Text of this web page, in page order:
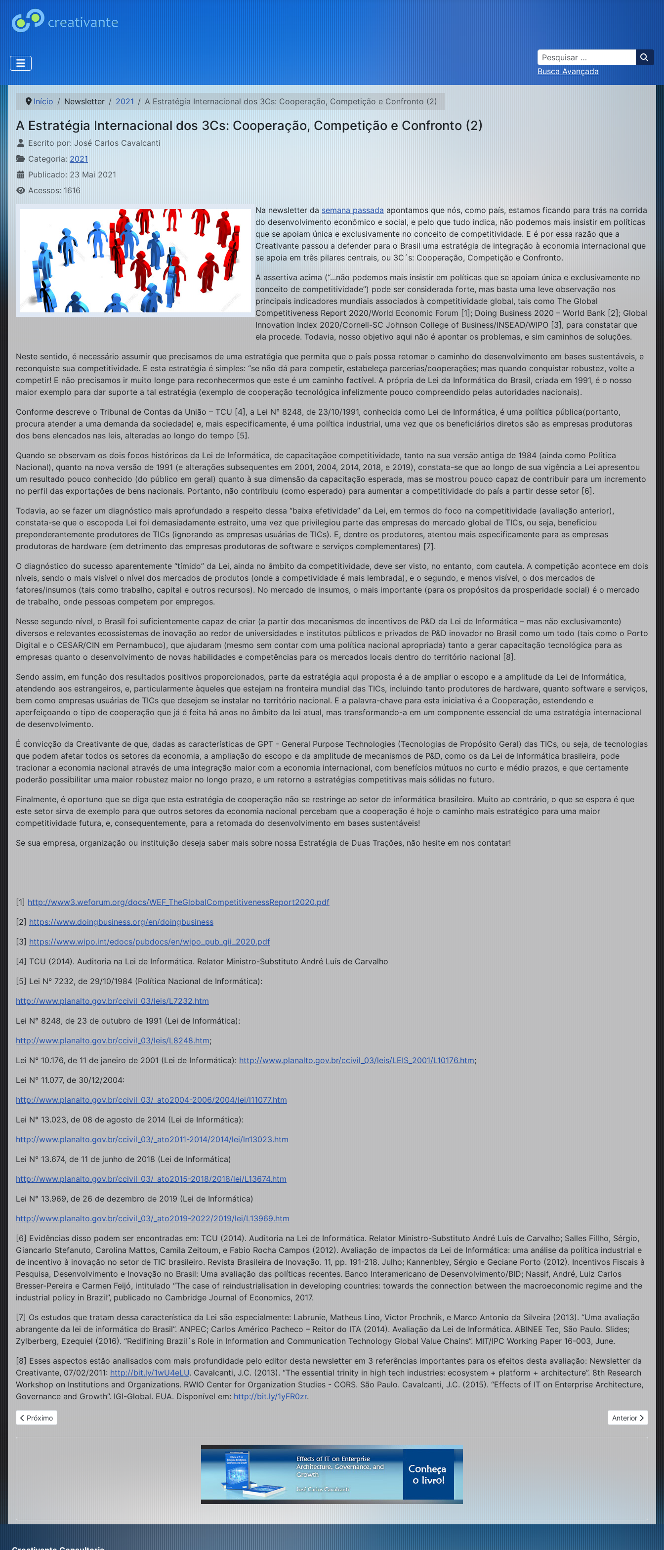
Busca
Busca Avançada
Início Newsletter 2021 A Estratégia Internacional dos 3Cs: Cooperação, Competição e Confronto (2)
A Estratégia Internacional dos 3Cs: Cooperação, Competição e Confronto (2)
Detalhes
Escrito por: José Carlos Cavalcanti
Categoria: 2021
Publicado: 23 Mai 2021
Acessos: 1616
Na newsletter da semana passada apontamos que nós, como país, estamos ficando para trás na corrida
do desenvolvimento econômico e social, e pelo que tudo indica, não podemos mais insistir em políticas
que se apoiam única e exclusivamente no conceito de competitividade. E é por essa razão que a
Creativante passou a defender para o Brasil uma estratégia de integração à economia internacional que
se apoia em três pilares centrais, ou 3C´s: Cooperação, Competição e Confronto.
A assertiva acima (“...não podemos mais insistir em políticas que se apoiam única e exclusivamente no
conceito de competitividade”) pode ser considerada forte, mas basta uma leve observação nos
principais indicadores mundiais associados à competitividade global, tais como The Global
Competitiveness Report 2020/World Economic Forum [1]; Doing Business 2020 – World Bank [2]; Global
Innovation Index 2020/Cornell-SC Johnson College of Business/INSEAD/WIPO [3], para constatar que
ela procede. Todavia, nosso objetivo aqui não é apontar os problemas, e sim caminhos de soluções.
Neste sentido, é necessário assumir que precisamos de uma estratégia que permita que o país possa retomar o caminho do desenvolvimento em bases sustentáveis, e
reconquiste sua competitividade. E esta estratégia é simples: “se não dá para competir, estabeleça parcerias/cooperações; mas quando conquistar robustez, volte a
competir! E não precisamos ir muito longe para reconhecermos que este é um caminho factível. A própria de Lei da Informática do Brasil, criada em 1991, é o nosso
maior exemplo para dar suporte a tal estratégia (exemplo de cooperação tecnológica infelizmente pouco compreendido pelas autoridades nacionais).
Conforme descreve o Tribunal de Contas da União – TCU [4], a Lei N° 8248, de 23/10/1991, conhecida como Lei de Informática, é uma política pública(portanto,
procura atender a uma demanda da sociedade) e, mais especificamente, é uma política industrial, uma vez que os beneficiários diretos são as empresas produtoras
dos bens elencados nas leis, alteradas ao longo do tempo [5].
Quando se observam os dois focos históricos da Lei de Informática, de capacitaçãoe competitividade, tanto na sua versão antiga de 1984 (ainda como Política
Nacional), quanto na nova versão de 1991 (e alterações subsequentes em 2001, 2004, 2014, 2018, e 2019), constata-se que ao longo de sua vigência a Lei apresentou
um resultado pouco conhecido (do público em geral) quanto à sua dimensão da capacitação esperada, mas se mostrou pouco capaz de contribuir para um incremento
no perfil das exportações de bens nacionais. Portanto, não contribuiu (como esperado) para aumentar a competitividade do país a partir desse setor [6].
Todavia, ao se fazer um diagnóstico mais aprofundado a respeito dessa “baixa efetividade” da Lei, em termos do foco na competitividade (avaliação anterior),
constata-se que o escopoda Lei foi demasiadamente estreito, uma vez que privilegiou parte das empresas do mercado global de TICs, ou seja, beneficiou
preponderantemente produtores de TICs (ignorando as empresas usuárias de TICs). E, dentre os produtores, atentou mais especificamente para as empresas
produtoras de hardware (em detrimento das empresas produtoras de software e serviços complementares) [7].
O diagnóstico do sucesso aparentemente “tímido” da Lei, ainda no âmbito da competitividade, deve ser visto, no entanto, com cautela. A competição acontece em dois
níveis, sendo o mais visível o nível dos mercados de produtos (onde a competividade é mais lembrada), e o segundo, e menos visível, o dos mercados de
fatores/insumos (tais como trabalho, capital e outros recursos). No mercado de insumos, o mais importante (para os propósitos da prosperidade social) é o mercado
de trabalho, onde pessoas competem por empregos.
Nesse segundo nível, o Brasil foi suficientemente capaz de criar (a partir dos mecanismos de incentivos de P&D da Lei de Informática – mas não exclusivamente)
diversos e relevantes ecossistemas de inovação ao redor de universidades e institutos públicos e privados de P&D inovador no Brasil como um todo (tais como o Porto
Digital e o CESAR/CIN em Pernambuco), que ajudaram (mesmo sem contar com uma política nacional apropriada) tanto a gerar capacitação tecnológica para as
empresas quanto o desenvolvimento de novas habilidades e competências para os mercados locais dentro do território nacional [8].
Sendo assim, em função dos resultados positivos proporcionados, parte da estratégia aqui proposta é a de ampliar o escopo e a amplitude da Lei de Informática,
atendendo aos estrangeiros, e, particularmente àqueles que estejam na fronteira mundial das TICs, incluindo tanto produtores de hardware, quanto software e serviços,
bem como empresas usuárias de TICs que desejem se instalar no território nacional. E a palavra-chave para esta iniciativa é a Cooperação, estendendo e
aperfeiçoando o tipo de cooperação que já é feita há anos no âmbito da lei atual, mas transformando-a em um componente essencial de uma estratégia internacional
de desenvolvimento.
É convicção da Creativante de que, dadas as características de GPT - General Purpose Technologies (Tecnologias de Propósito Geral) das TICs, ou seja, de tecnologias
que podem afetar todos os setores da economia, a ampliação do escopo e da amplitude de mecanismos de P&D, como os da Lei de Informática brasileira, pode
tracionar a economia nacional através de uma integração maior com a economia internacional, com benefícios mútuos no curto e médio prazos, e que certamente
poderão possibilitar uma maior robustez maior no longo prazo, e um retorno a estratégias competitivas mais sólidas no futuro.
Finalmente, é oportuno que se diga que esta estratégia de cooperação não se restringe ao setor de informática brasileiro. Muito ao contrário, o que se espera é que
este setor sirva de exemplo para que outros setores da economia nacional percebam que a cooperação é hoje o caminho mais estratégico para uma maior
competitividade futura, e, consequentemente, para a retomada do desenvolvimento em bases sustentáveis!
Se sua empresa, organização ou instituição deseja saber mais sobre nossa Estratégia de Duas Trações, não hesite em nos contatar!
[1] http://www3.weforum.org/docs/WEF_TheGlobalCompetitivenessReport2020.pdf
[2] https://www.doingbusiness.org/en/doingbusiness
[3] https://www.wipo.int/edocs/pubdocs/en/wipo_pub_gii_2020.pdf
[4] TCU (2014). Auditoria na Lei de Informática. Relator Ministro-Substituto André Luís de Carvalho
[5] Lei N° 7232, de 29/10/1984 (Política Nacional de Informática):
http://www.planalto.gov.br/ccivil_03/leis/L7232.htm
Lei N° 8248, de 23 de outubro de 1991 (Lei de Informática):
http://www.planalto.gov.br/ccivil_03/leis/L8248.htm;
Lei N° 10.176, de 11 de janeiro de 2001 (Lei de Informática): http://www.planalto.gov.br/ccivil_03/leis/LEIS_2001/L10176.htm;
Lei N° 11.077, de 30/12/2004:
http://www.planalto.gov.br/ccivil_03/_ato2004-2006/2004/lei/l11077.htm
Lei N° 13.023, de 08 de agosto de 2014 (Lei de Informática):
http://www.planalto.gov.br/ccivil_03/_ato2011-2014/2014/lei/ln13023.htm
Lei N° 13.674, de 11 de junho de 2018 (Lei de Informática)
http://www.planalto.gov.br/ccivil_03/_ato2015-2018/2018/lei/L13674.htm
Lei N° 13.969, de 26 de dezembro de 2019 (Lei de Informática)
http://www.planalto.gov.br/ccivil_03/_ato2019-2022/2019/lei/L13969.htm
[6] Evidências disso podem ser encontradas em: TCU (2014). Auditoria na Lei de Informática. Relator Ministro-Substituto André Luís de Carvalho; Salles Fillho, Sérgio,
Giancarlo Stefanuto, Carolina Mattos, Camila Zeitoum, e Fabio Rocha Campos (2012). Avaliação de impactos da Lei de Informática: uma análise da política industrial e
de incentivo à inovação no setor de TIC brasileiro. Revista Brasileira de Inovação. 11, pp. 191-218. Julho; Kannenbley, Sérgio e Geciane Porto (2012). Incentivos Fiscais à
Pesquisa, Desenvolvimento e Inovação no Brasil: Uma avaliação das políticas recentes. Banco Interamericano de Desenvolvimento/BID; Nassif, André, Luiz Carlos
Bresser-Pereira e Carmen Feijó, intitulado “The case of reindustrialisation in developing countries: towards the connection between the macroeconomic regime and the
industrial policy in Brazil”, publicado no Cambridge Journal of Economics, 2017.
[7] Os estudos que tratam dessa característica da Lei são especialmente: Labrunie, Matheus Lino, Victor Prochnik, e Marco Antonio da Silveira (2013). “Uma avaliação
abrangente da lei de informática do Brasil”. ANPEC; Carlos Américo Pacheco – Reitor do ITA (2014). Avaliação da Lei de Informática. ABINEE Tec, São Paulo. Slides;
Zylberberg, Ezequiel (2016). “Redifining Brazil´s Role in Information and Communication Technology Global Value Chains”. MIT/IPC Working Paper 16-003, June.
[8] Esses aspectos estão analisados com mais profundidade pelo editor desta newsletter em 3 referências importantes para os efeitos desta avaliação: Newsletter da
Creativante, 07/02/2011: http://bit.ly/1wU4eLU. Cavalcanti, J.C. (2013). “The essential trinity in high tech industries: ecosystem + platform + architecture”. 8th Research
Workshop on Institutions and Organizations. RWIO Center for Organization Studies - CORS. São Paulo. Cavalcanti, J.C. (2015). “Effects of IT on Enterprise Architecture,
Governance and Growth”. IGI-Global. EUA. Disponível em: http://bit.ly/1yFR0zr.
Artigo anterior: A Estratégia Internacional dos 3Cs: Cooperação, Competição e Confronto (Final)
Próximo Próximo artigo:
Anterior